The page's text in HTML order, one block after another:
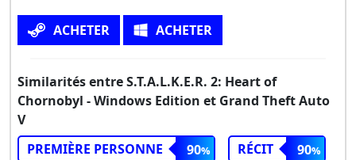
ACHETER ACHETER
Similarités entre S.T.A.L.K.E.R. 2: Heart of
Chornobyl - Windows Edition et Grand Theft Auto
V
PREMIÈRE PERSONNE
90 RÉCIT
90